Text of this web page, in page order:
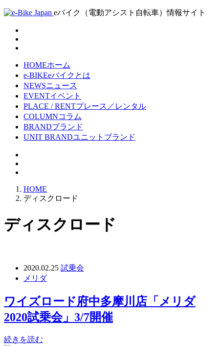
eバイク（電動アシスト自転車）情報サイト
HOMEホーム
e-BIKEeバイクとは
NEWSニュース
EVENTイベント
PLACE / RENTプレース／レンタル
COLUMNコラム
BRANDブランド
UNIT BRANDユニットブランド
HOME
ディスクロード
ディスクロード
2020.02.25 試乗会
メリダ
ワイズロード府中多摩川店「メリダ
2020試乗会」3/7開催
続きを読む